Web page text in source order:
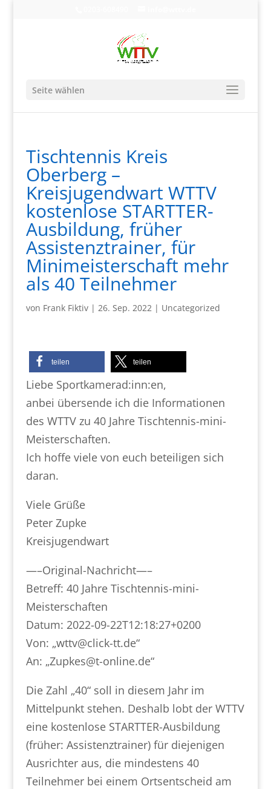
Seite wählen
Tischtennis Kreis
Oberberg –
Kreisjugendwart WTTV
kostenlose STARTTER-
Ausbildung, früher
Assistenztrainer, für
Minimeisterschaft mehr
als 40 Teilnehmer
von Frank Fiktiv| 26. Sep. 2022| Uncategorized
teilen teilen
Liebe Sportkamerad:inn:en,
anbei übersende ich die Informationen
des WTTV zu 40 Jahre Tischtennis-mini-
Meisterschaften.
Ich hoffe viele von euch beteiligen sich
daran.
Viele Grüße
Peter Zupke
Kreisjugendwart
—–Original-Nachricht—–
Betreff: 40 Jahre Tischtennis-mini-
Meisterschaften
Datum: 2022-09-22T12:18:27+0200
Von: „wttv@click-tt.de“
An: „Zupkes@t-online.de“
Die Zahl „40“ soll in diesem Jahr im
Mittelpunkt stehen. Deshalb lobt der WTTV
eine kostenlose STARTTER-Ausbildung
(früher: Assistenztrainer) für diejenigen
Ausrichter aus, die mindestens 40
Teilnehmer bei einem Ortsentscheid am